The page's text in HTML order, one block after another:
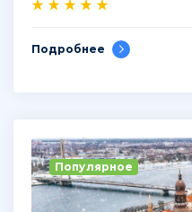
Подробнее
Популярное